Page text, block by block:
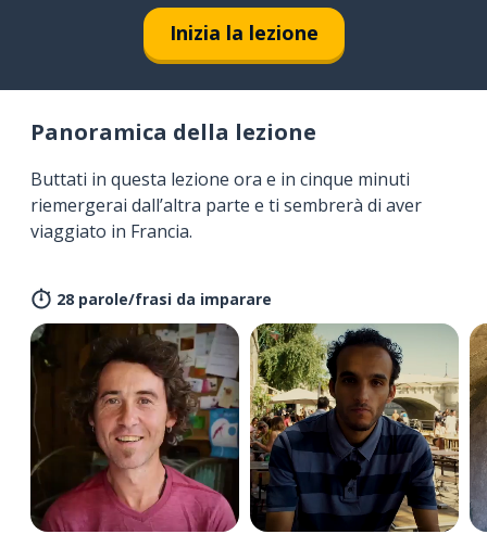
Inizia la lezione
Panoramica della lezione
Buttati in questa lezione ora e in cinque minuti
riemergerai dall’altra parte e ti sembrerà di aver
viaggiato in Francia.
28 parole/frasi da imparare